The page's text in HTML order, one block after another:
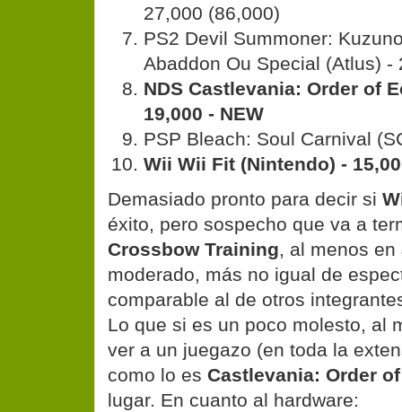
27,000 (86,000)
PS2 Devil Summoner:
Abaddon Ou Special (Atlus) -
NDS Castlevania: Order of
19,000 - NEW
PSP Bleach: Soul Carnival
Wii Wii Fit (Nintendo) -
Demasiado pronto para decir si
éxito, pero sospecho que va a
Crossbow Training, al menos
moderado, más no igual de
comparable al de otros
Lo que si es un poco molesto, al
ver a un juegazo (en toda la
como lo es Castlevania: Order
lugar. En cuanto al hardware: